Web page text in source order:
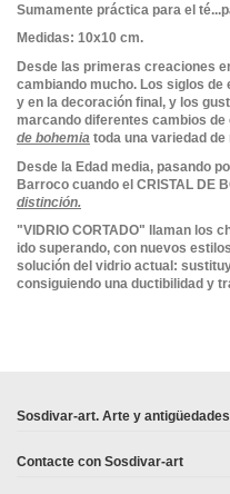
Sumamente práctica para el
Medidas: 10x10 cm.
Desde las primeras creaciones
cambiando mucho. Los siglos
y en la decoración final, y los
marcando diferentes cambios
de bohemia toda una variedad de
Desde la Edad media, pasando
Barroco cuando el CRISTAL DE
distinción.
"VIDRIO CORTADO" llaman los
ido superando, con nuevos
solución del vidrio actual:
consiguiendo una ductibilidad y
Sosdivar-art. Arte y antigüedades
Contacte con Sosdivar-art